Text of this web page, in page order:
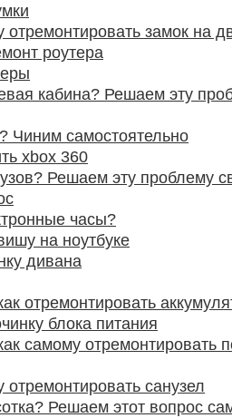
отремонтировать замок на
роутера
кабина? Решаем эту
Чиним самостоятельно
xbox 360
Решаем эту проблему
часы?
на ноутбуке
дивана
отремонтировать
блока питания
самому отремонтировать
санузел
Решаем этот вопрос